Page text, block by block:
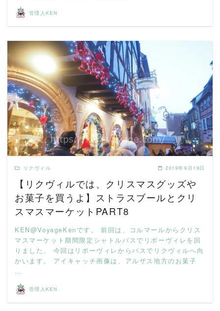
管理人KEN
READ MORE
リクヴィル 2019年9月19日
【リクヴィルでは、クリスマスグッズや
お菓子を買うよ】ストラスブールとクリ
スマスマーケットPART8
KEN@VoyageKenです。 前回は、コルマールからクリス
マスマーケット期間限定シャトルバスでリボーヴィレを回
りました。 今回はリボーヴィレからバスでリクヴィルへ向
かいます。 アイキャッチ画像は、アルザス地方のお菓子
…
管理人KEN